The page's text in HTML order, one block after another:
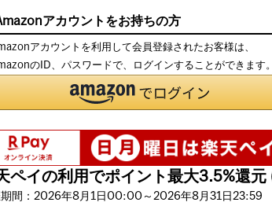
アカウントをお持ちの方
アカウントを利用して会員登録されたお客様は、
のID、パスワードで、ログインすることができます。
ペイの利用でポイント最大3.5%還元
期間：2026年8月1日00:00～2026年8月31日23:59